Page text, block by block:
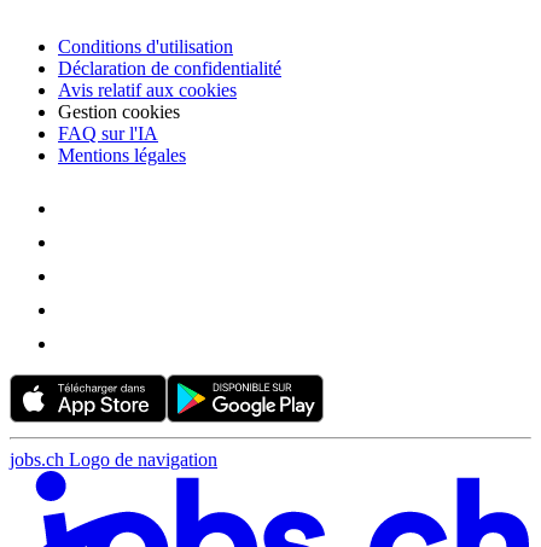
Conditions d'utilisation
Déclaration de confidentialité
Avis relatif aux cookies
Gestion cookies
FAQ sur l'IA
Mentions légales
jobs.ch Logo de navigation